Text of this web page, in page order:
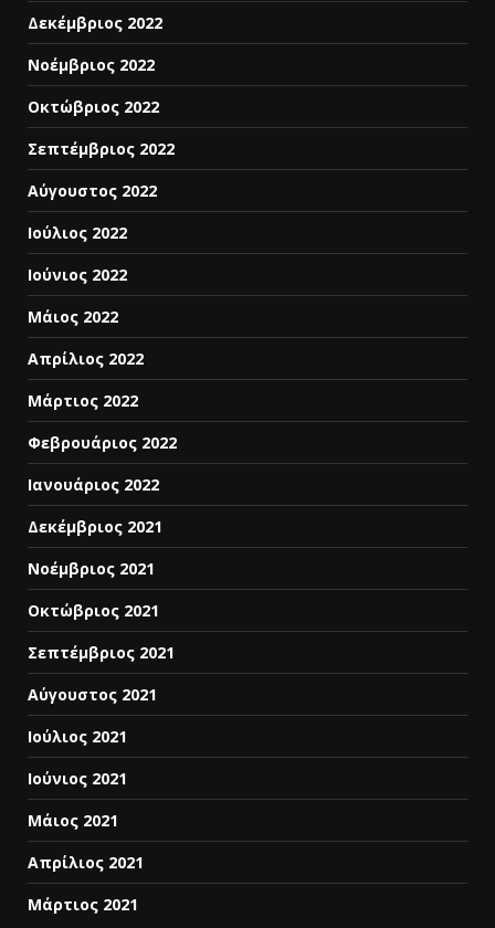
Δεκέμβριος 2022
Νοέμβριος 2022
Οκτώβριος 2022
Σεπτέμβριος 2022
Αύγουστος 2022
Ιούλιος 2022
Ιούνιος 2022
Μάιος 2022
Απρίλιος 2022
Μάρτιος 2022
Φεβρουάριος 2022
Ιανουάριος 2022
Δεκέμβριος 2021
Νοέμβριος 2021
Οκτώβριος 2021
Σεπτέμβριος 2021
Αύγουστος 2021
Ιούλιος 2021
Ιούνιος 2021
Μάιος 2021
Απρίλιος 2021
Μάρτιος 2021